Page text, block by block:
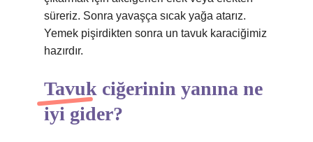
süreriz. Sonra yavaşça sıcak yağa atarız.
Yemek pişirdikten sonra un tavuk karaciğimiz
hazırdır.
Tavuk ciğerinin yanına ne
iyi gider?